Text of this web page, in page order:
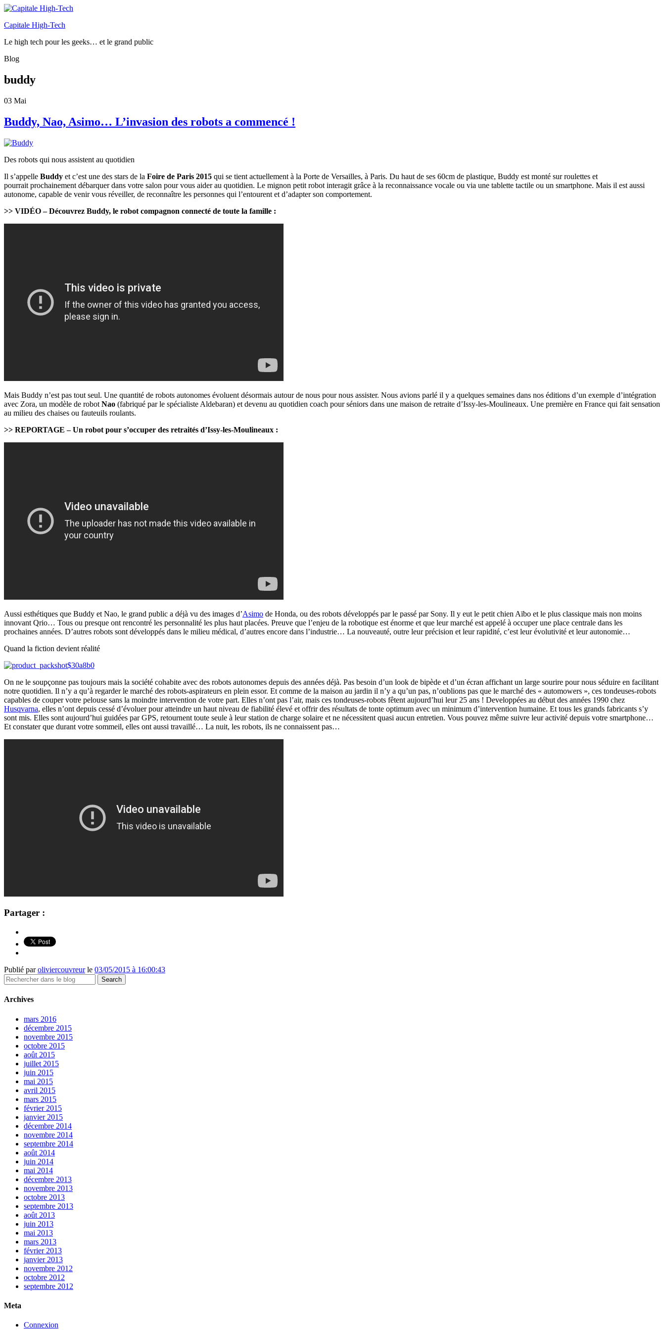
Capitale High-Tech
Le high tech pour les geeks… et le grand public
Blog
buddy
03 Mai
Buddy, Nao, Asimo… L’invasion des robots a commencé !
Des robots qui nous assistent au quotidien
Il s’appelle Buddy et c’est une des stars de la Foire de Paris 2015 qui se tient actuellement à la Porte de Versailles, à Paris. Du haut de ses 60cm de plastique, Buddy est monté sur roulettes et
pourrait prochainement débarquer dans votre salon pour vous aider au quotidien. Le mignon petit robot interagit grâce à la reconnaissance vocale ou via une tablette tactile ou un smartphone. Mais il est aussi
autonome, capable de venir vous réveiller, de reconnaître les personnes qui l’entourent et d’adapter son comportement.
>> VIDÉO – Découvrez Buddy, le robot compagnon connecté de toute la famille :
Mais Buddy n’est pas tout seul. Une quantité de robots autonomes évoluent désormais autour de nous pour nous assister. Nous avions parlé il y a quelques semaines dans nos éditions d’un exemple d’intégration
avec Zora, un modèle de robot Nao (fabriqué par le spécialiste Aldebaran) et devenu au quotidien coach pour séniors dans une maison de retraite d’Issy-les-Moulineaux. Une première en France qui fait sensation
au milieu des chaises ou fauteuils roulants.
>> REPORTAGE – Un robot pour s’occuper des retraités d’Issy-les-Moulineaux :
Aussi esthétiques que Buddy et Nao, le grand public a déjà vu des images d’Asimo de Honda, ou des robots développés par le passé par Sony. Il y eut le petit chien Aïbo et le plus classique mais non moins
innovant Qrio… Tous ou presque ont rencontré les personnalité les plus haut placées. Preuve que l’enjeu de la robotique est énorme et que leur marché est appelé à occuper une place centrale dans les
prochaines années. D’autres robots sont développés dans le milieu médical, d’autres encore dans l’industrie… La nouveauté, outre leur précision et leur rapidité, c’est leur évolutivité et leur autonomie…
Quand la fiction devient réalité
On ne le soupçonne pas toujours mais la société cohabite avec des robots autonomes depuis des années déjà. Pas besoin d’un look de bipède et d’un écran affichant un large sourire pour nous séduire en facilitant
notre quotidien. Il n’y a qu’à regarder le marché des robots-aspirateurs en plein essor. Et comme de la maison au jardin il n’y a qu’un pas, n’oublions pas que le marché des « automowers », ces tondeuses-robots
capables de couper votre pelouse sans la moindre intervention de votre part. Elles n’ont pas l’air, mais ces tondeuses-robots fêtent aujourd’hui leur 25 ans ! Developpées au début des années 1990 chez
Husqvarna, elles n’ont depuis cessé d’évoluer pour atteindre un haut niveau de fiabilité élevé et offrir des résultats de tonte optimum avec un minimum d’intervention humaine. Et tous les grands fabricants s’y
sont mis. Elles sont aujourd’hui guidées par GPS, retournent toute seule à leur station de charge solaire et ne nécessitent quasi aucun entretien. Vous pouvez même suivre leur activité depuis votre smartphone…
Et constater que durant votre sommeil, elles ont aussi travaillé… La nuit, les robots, ils ne connaissent pas…
Partager :
Publié paroliviercouvreurle 03/05/2015 à 16:00:43
Archives
mars 2016
décembre 2015
novembre 2015
octobre 2015
août 2015
juillet 2015
juin 2015
mai 2015
avril 2015
mars 2015
février 2015
janvier 2015
décembre 2014
novembre 2014
septembre 2014
août 2014
juin 2014
mai 2014
décembre 2013
novembre 2013
octobre 2013
septembre 2013
août 2013
juin 2013
mai 2013
mars 2013
février 2013
janvier 2013
novembre 2012
octobre 2012
septembre 2012
Meta
Connexion